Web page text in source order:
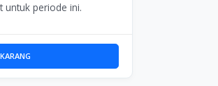
untuk periode ini.